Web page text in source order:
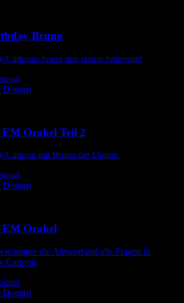
Bruno
feiern den ersten Jahrestag!
Dogtari
Orakel Teil 2
Cartoon mit Bruno der Dogge.
Dogtari
EM Orakel
immer die Antwort auf alle Fragen in
Cartoon.
Dogtari